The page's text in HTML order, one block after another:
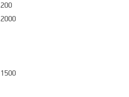
200
2000
1500